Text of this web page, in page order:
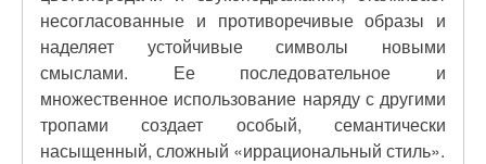
несогласованные и противоречивые образы и
наделяет устойчивые символы новыми
смыслами. Ее последовательное и
множественное использование наряду с другими
тропами создает особый, семантически
насыщенный, сложный «иррациональный стиль».